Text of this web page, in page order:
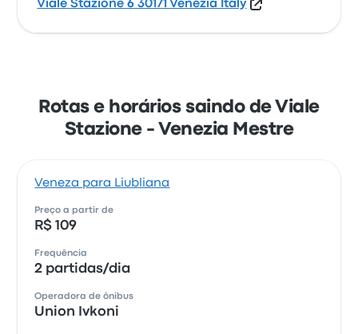
Viale Stazione 6 30171 Venezia Italy
Rotas e horários saindo de Viale
Stazione - Venezia Mestre
Veneza para Liubliana
Preço a partir de
R$ 109
Frequência
2 partidas/dia
Operadora de ônibus
Union Ivkoni